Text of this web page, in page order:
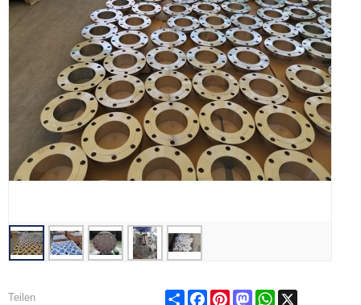
Teilen Share FacebookPinterestMastodonWhatsApp